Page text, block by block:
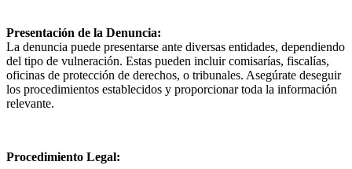
Presentación de la Denuncia:
La denuncia puede presentarse ante diversas entidades, dependiendo
del tipo de vulneración. Estas pueden incluir comisarías, fiscalías,
oficinas de protección de derechos, o tribunales. Asegúrate deseguir
los procedimientos establecidos y proporcionar toda la información
relevante.
Procedimiento Legal: